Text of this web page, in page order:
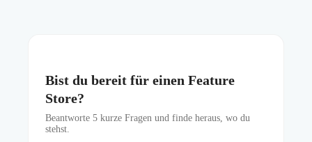
Bist du bereit für einen Feature
Store?
Beantworte 5 kurze Fragen und finde heraus, wo du
stehst.